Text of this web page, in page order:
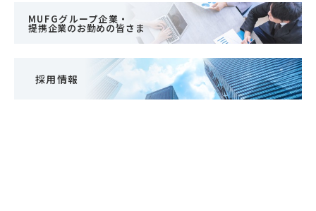
MUFGグループ企業・
提携企業のお勤めの皆さま
採用情報